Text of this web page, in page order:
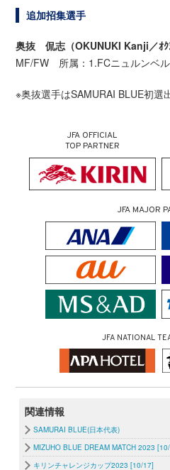
追加招集選手
奥抜 侃志（OKUNUKI Kanji／ｵｸﾇ
MF/FW 所属：1.FCニュルンベル
※奥抜選手はSAMURAI BLUE初選
JFA OFFICIAL
TOP PARTNER
JFA MAJOR
JFA NATIONAL
関連情報
SAMURAI BLUE(日本代表)
MIZUHO BLUE DREAM MATCH 2023
キリンチャレンジカップ2023 [10/17]